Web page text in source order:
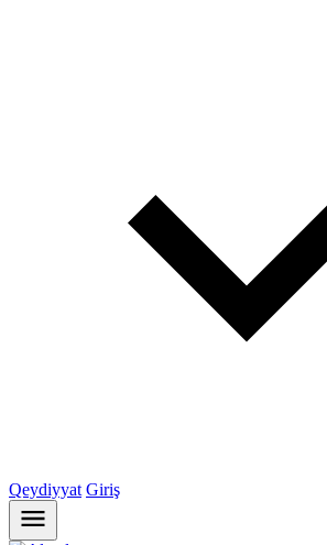
Qeydiyyat Giriş